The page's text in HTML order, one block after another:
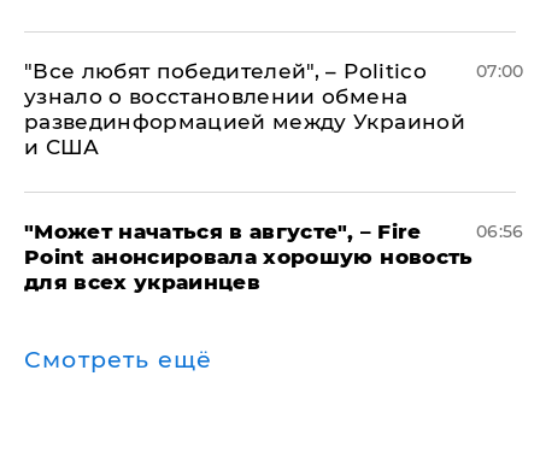
​"Все любят победителей", – Politico
узнало о восстановлении обмена
развединформацией между Украиной
и США
07:00
"Может начаться в августе", – Fire
Point анонсировала хорошую новость
для всех украинцев
06:56
Смотреть ещё